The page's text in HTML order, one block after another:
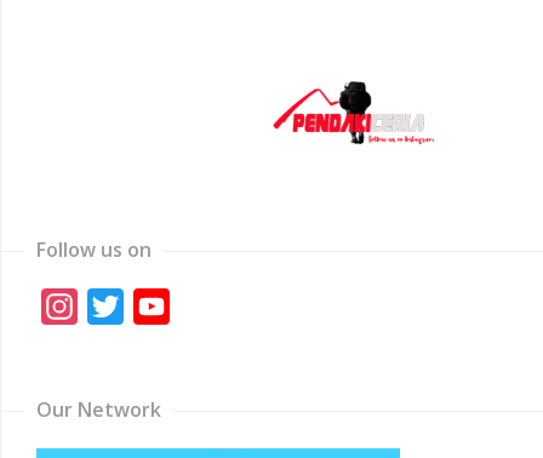
Follow us on
Instagram
Twitter
Our Network